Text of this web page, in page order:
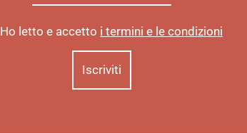
Ho letto e accetto i termini e le condizioni